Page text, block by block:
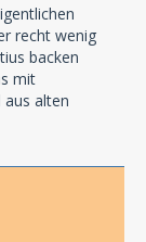
recht wenig
backen
mit
aus alten